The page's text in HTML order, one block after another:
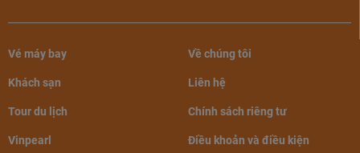
Grand Premium 4,554,000 5,440,000
The Level Premium
Room
The Level Executive
Suite
Vé máy bay
Khách sạn
Tour du lịch
Vinpearl
Về chúng tôi
Liên hệ
Chính sách riêng tư
Điều khoản và điều kiện